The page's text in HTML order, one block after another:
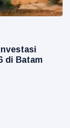
di Batam